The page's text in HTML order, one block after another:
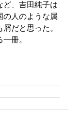
ど、吉田純子は
の人のような属
だと思った。
冊。